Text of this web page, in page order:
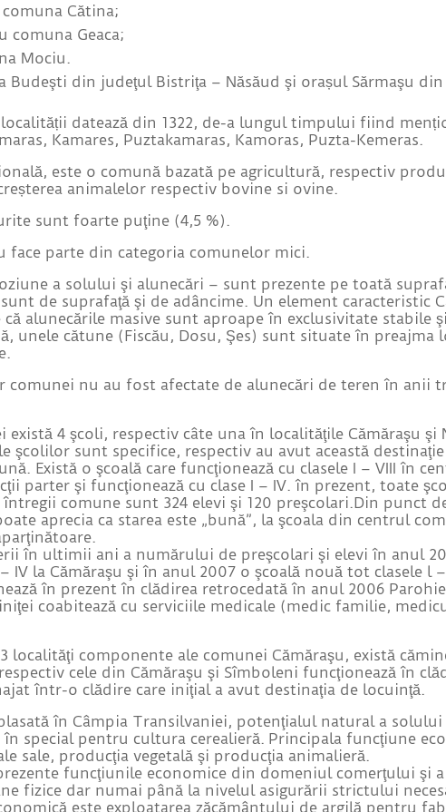
Cătina;
comuna Geaca;
Mociu.
Budeşti din judeţul Bistriţa – Năsăud şi orașul Sărmaşu
datează din 1322, de-a lungul timpului fiind
Kamares, Puztakamaras, Kamoras, Puzta-Kemeras.
este o comună bazată pe agricultură, respectiv
animalelor respectiv bovine si ovine.
sunt foarte puţine (4,5 %).
face parte din categoria comunelor mici.
a solului şi alunecări – sunt prezente pe toată
de suprafaţă şi de adâncime. Un element caracteristic
alunecările masive sunt aproape în exclusivitate stabile
unele cătune (Fiscău, Dosu, Şes) sunt situate în preajma
comunei nu au fost afectate de alunecări de teren în anii
există 4 şcoli, respectiv câte una în localităţile Cămăraşu
şcolilor sunt specifice, respectiv au avut această
Există o şcoală care funcţionează cu clasele I – VIII în
parter şi funcţionează cu clase I – IV. în prezent, toate
comune sunt 324 elevi şi 120 preşcolari.Din punct
aprecia ca starea este „bună”, la şcoala din centrul
în ultimii ani a numărului de preşcolari şi elevi în anul
IV la Cămăraşu şi în anul 2007 o şcoală nouă tot clasele l
în prezent în clădirea retrocedată în anul 2006
coabitează cu serviciile medicale (medic familie,
localităţi componente ale comunei Cămăraşu, există
cele din Cămăraşu şi Sîmboleni funcţionează în
într-o clădire care iniţial a avut destinaţia de locuinţă.
în Câmpia Transilvaniei, potenţialul natural a
în special pentru cultura cerealieră. Principala funcţiune
sale, producţia vegetală şi producţia animalieră.
funcţiunile economice din domeniul comerţului şi
fizice dar numai până la nivelul asigurării strictului
este exploatarea zăcământului de argilă pentru